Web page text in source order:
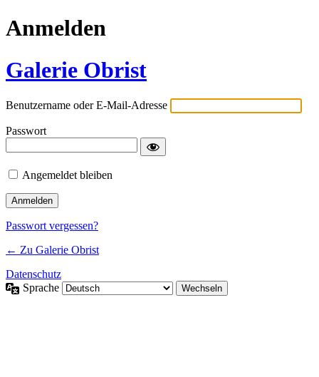
Anmelden
Galerie Obrist
Benutzername oder E-Mail-Adresse
Passwort
Angemeldet bleiben
Passwort vergessen?
← Zu Galerie Obrist
Datenschutz
Sprache